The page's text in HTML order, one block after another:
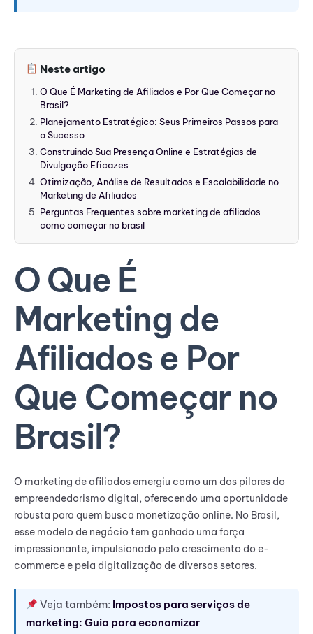
Neste artigo
O Que É Marketing de Afiliados e Por Que Começar no
Brasil?
Planejamento Estratégico: Seus Primeiros Passos para
o Sucesso
Construindo Sua Presença Online e Estratégias de
Divulgação Eficazes
Otimização, Análise de Resultados e Escalabilidade no
Marketing de Afiliados
Perguntas Frequentes sobre marketing de afiliados
como começar no brasil
O Que É
Marketing de
Afiliados e Por
Que Começar no
Brasil?
O marketing de afiliados emergiu como um dos pilares do
empreendedorismo digital, oferecendo uma oportunidade
robusta para quem busca monetização online. No Brasil,
esse modelo de negócio tem ganhado uma força
impressionante, impulsionado pelo crescimento do e-
commerce e pela digitalização de diversos setores.
Veja também: Impostos para serviços de
marketing: Guia para economizar